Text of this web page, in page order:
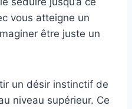
vous atteigne un
être juste un
un désir instinctif de
niveau supérieur. Ce